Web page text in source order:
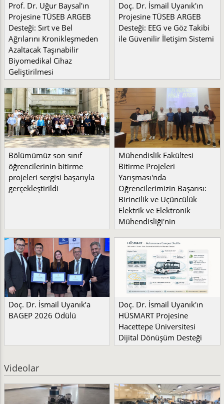
Prof. Dr. Uğur Baysal'ın
Projesine TÜSEB ARGEB
Desteği: Sırt ve Bel
Ağrılarını Kronikleşmeden
Azaltacak Taşınabilir
Biyomedikal Cihaz
Geliştirilmesi
Doç. Dr. İsmail Uyanık'ın
Projesine TÜSEB ARGEB
Desteği: EEG ve Göz Takibi
ile Güvenilir İletişim Sistemi
Bölümümüz son sınıf
öğrencilerinin bitirme
projeleri sergisi başarıyla
gerçekleştirildi
Mühendislik Fakültesi
Bitirme Projeleri
Yarışması'nda
Öğrencilerimizin Başarısı:
Birincilik ve Üçüncülük
Elektrik ve Elektronik
Mühendisliği'nin
Doç. Dr. İsmail Uyanık’a
BAGEP 2026 Ödülü
Doç. Dr. İsmail Uyanık'ın
HÜSMART Projesine
Hacettepe Üniversitesi
Dijital Dönüşüm Desteği
Videolar